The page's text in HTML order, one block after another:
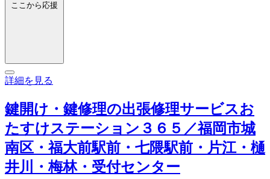
ここから応援
詳細を見る
鍵開け・鍵修理の出張修理サービスお
たすけステーション３６５／福岡市城
南区・福大前駅前・七隈駅前・片江・樋
井川・梅林・受付センター